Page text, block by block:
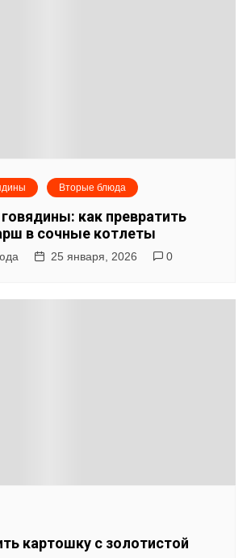
Вторые блюда
как превратить
в сочные котлеты
25 января, 2026 0
картошку с золотистой